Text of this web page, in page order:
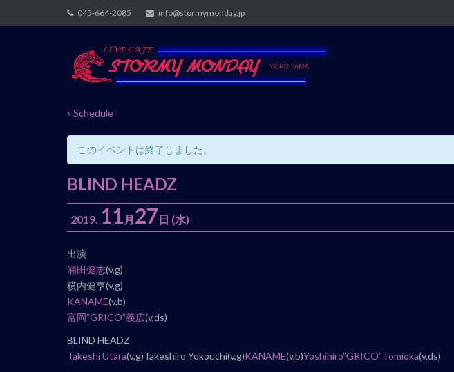
to
045-664-2085 info@stormymonday.jp
« Schedule
このイベントは終了しました。
BLIND HEADZ
2019. 11 月 27 日 (水)
イ
ベ
ン
ト
ナ
ビ
ゲ
出演
浦田健志(v,g)
横内健亨(v,g)
KANAME(v,b)
富岡”GRICO”義広(v,ds)
BLIND HEADZ
Takeshi Utara(v,g)Takeshiro Yokouchi(v,g)KANAME(v,b)Yoshihiro”GRICO”Tomioka(v,ds)